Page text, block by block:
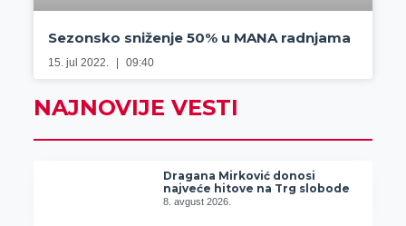
Sezonsko sniženje 50% u MANA radnjama
15. jul 2022. 09:40
NAJNOVIJE VESTI
Dragana Mirković donosi
najveće hitove na Trg slobode
8. avgust 2026.